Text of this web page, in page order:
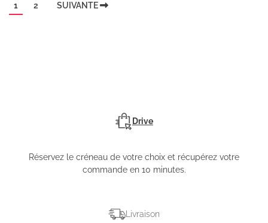
1 2 SUIVANTE
Drive
Livraison
Réservez le créneau de votre choix et récupérez votre
commande en 10 minutes.